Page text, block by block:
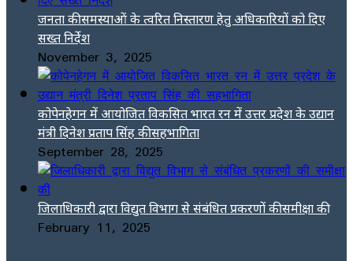
जनता की समस्याओं के त्वरित निस्तारण हेतु अधिकारियों को दिए
सख्त निर्देश
November 3, 2025
कोपेनहेगन में आयोजित विकसित भारत रन में उत्तर प्रदेश के उद्यान
मंत्री दिनेश प्रताप सिंह की सहभागिता
September 28, 2025
जिलाधिकारी द्वारा विद्युत विभाग से संबंधित प्रकरणों की समीक्षा की
February 11, 2025